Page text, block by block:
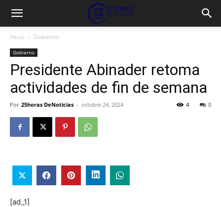
Inicio Gobierno
Gobierno
Presidente Abinader retoma
actividades de fin de semana
Por 25horas DeNoticias - octubre 24, 2024 0
4
[ad_1]